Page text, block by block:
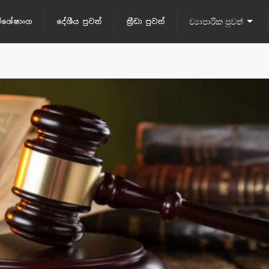
දේශීය පුවත් ක්‍රීඩා පුවත් ව්‍යාපාරික පුවත්